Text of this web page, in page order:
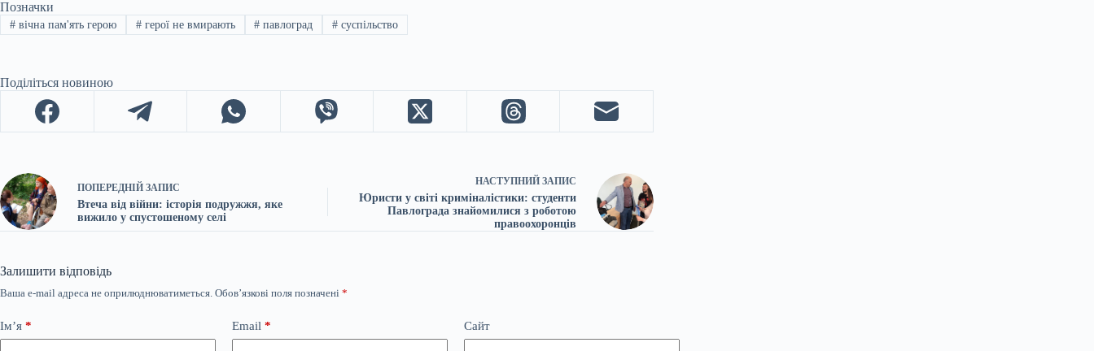
Позначки
#вічна пам'ять герою #герої не вмирають # павлоград # суспільство
Поділіться новиною
ПОПЕРЕДНІЙ ЗАПИС
Втеча від війни: історія подружжя, яке
вижило у спустошеному селі
НАСТУПНИЙ ЗАПИС
Юристи у світі криміналістики: студенти
Павлограда знайомилися з роботою
правоохоронців
Залишити відповідь
Ваша e-mail адреса не оприлюднюватиметься. Обов’язкові поля позначені *
Ім’я * Email * Сайт